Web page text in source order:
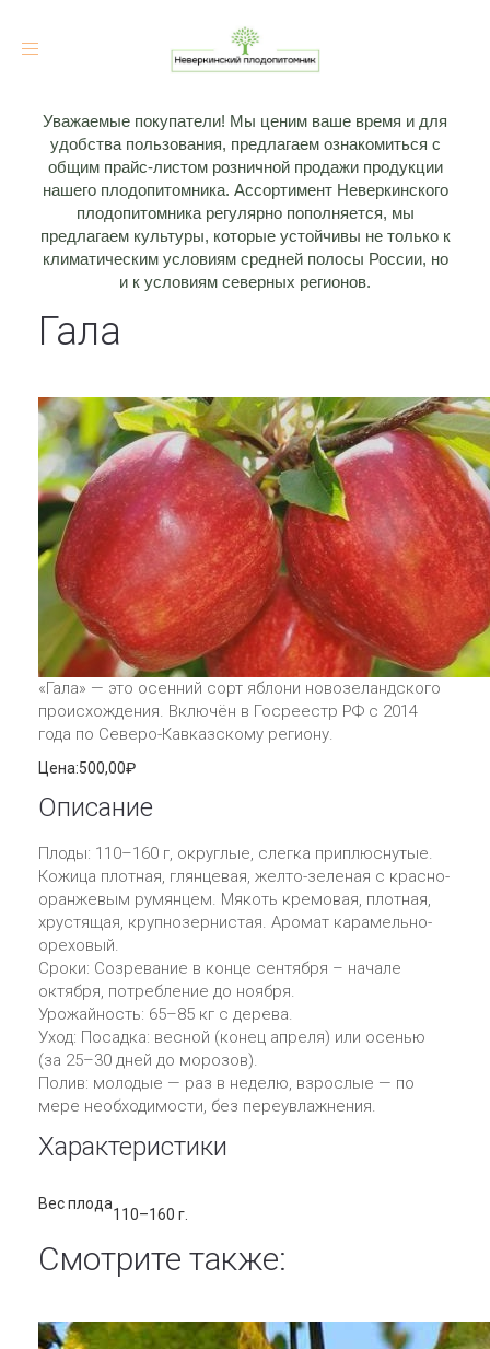
Toggle
Уважаемые покупатели! Мы ценим ваше время и для
удобства пользования, предлагаем ознакомиться с
общим прайс-листом розничной продажи продукции
нашего плодопитомника. Ассортимент Неверкинского
плодопитомника регулярно пополняется, мы
предлагаем культуры, которые устойчивы не только к
климатическим условиям средней полосы России, но
и к условиям северных регионов.
Гала
«Гала» — это осенний сорт яблони новозеландского
происхождения. Включён в Госреестр РФ с 2014
года по Северо-Кавказскому региону.
Цена:500,00₽
Описание
Плоды: 110–160 г, округлые, слегка приплюснутые.
Кожица плотная, глянцевая, желто-зеленая с красно-
оранжевым румянцем. Мякоть кремовая, плотная,
хрустящая, крупнозернистая. Аромат карамельно-
ореховый.
Сроки: Созревание в конце сентября – начале
октября, потребление до ноября.
Урожайность: 65–85 кг с дерева.
Уход: Посадка: весной (конец апреля) или осенью
(за 25–30 дней до морозов).
Полив: молодые — раз в неделю, взрослые — по
мере необходимости, без переувлажнения.
Характеристики
Вес плода
110–160 г.
Смотрите также: